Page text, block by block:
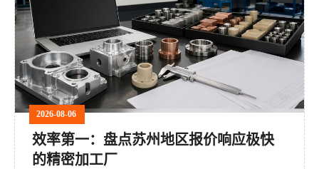
2026-08-06
效率第一：盘点苏州地区报价响应极快
的精密加工厂